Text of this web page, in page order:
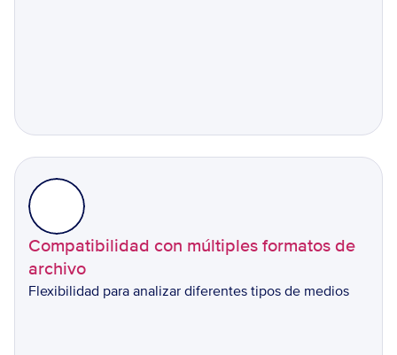
Compatibilidad con múltiples formatos de
archivo
Flexibilidad para analizar diferentes tipos de medios